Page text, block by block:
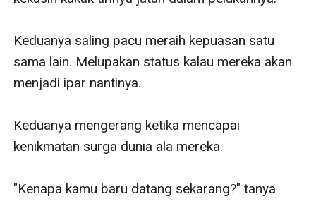
Keduanya saling pacu meraih kepuasan satu
sama lain. Melupakan status kalau mereka akan
menjadi ipar nantinya.
Keduanya mengerang ketika mencapai
kenikmatan surga dunia ala mereka.
"Kenapa kamu baru datang sekarang?" tanya